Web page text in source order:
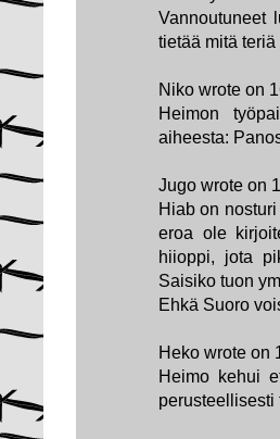
Vannoutuneet
tietää mitä
Niko wrote on
Heimon
aiheesta:
Jugo wrote on
Hiab on
eroa ole
hiioppi, jota
Saisiko tuon
Ehkä Suoro
Heko wrote on
Heimo kehui
perusteellisesti